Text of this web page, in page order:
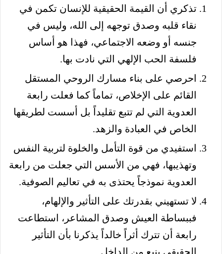
تذكري أن القيمة الحقيقية للإنسان تكمن في
نقاء قلبه وصدق توجهه إلى الله، وليس في
جنسه أو وضعه الاجتماعي، فهذا هو أساس
فلسفة الحب الإلهي التي نادت بها.
احرصي على بناء مسارك الروحي المستقل
القائم على الإخلاص، تماماً كما فعلت رابعة
العدوية التي لم تتبع تقليداً بل أسست لطريقها
الخاص في العبادة والزهد.
استفيدي من قوة التأمل والخلوة لتربية النفس
وتهذيبها، فهي من الأسس التي جعلت من رابعة
العدوية نموذجاً يحتذى به في تعاليم الصوفية.
لا تستهيني بقدرتك على التأثير والإلهام،
فببساطة العيش وصدق المشاعر، استطاعت
رابعة أن تترك أثراً خالداً يذكرنا بأن التأثير
الحقيقي ينبع من الداخل.